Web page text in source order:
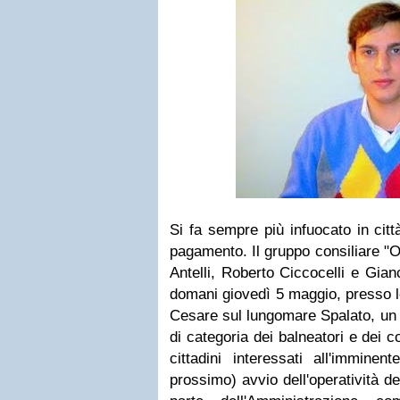
Si fa sempre più infuocato in
pagamento. Il gruppo consiliare
Antelli, Roberto Ciccocelli e
domani giovedì 5 maggio, presso
Cesare sul lungomare Spalato,
di categoria dei balneatori e dei
cittadini interessati
prossimo) avvio dell'operatività